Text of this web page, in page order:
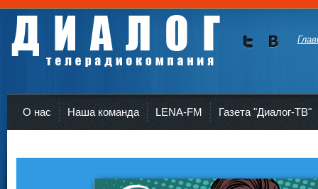
О нас Наша команда LENA-FM Газета "Диалог-ТВ"